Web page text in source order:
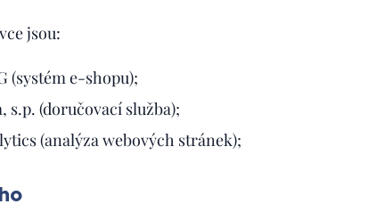
jsou:
(systém e-shopu);
s.p. (doručovací služba);
(analýza webových stránek);